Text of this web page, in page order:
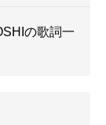
の歌詞一